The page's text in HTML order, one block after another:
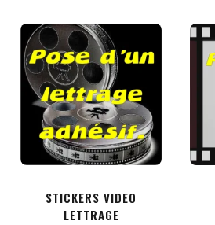
STICKERS VIDEO
LETTRAGE
AJOUTER AU PANIER